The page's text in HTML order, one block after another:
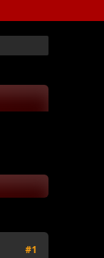
#1